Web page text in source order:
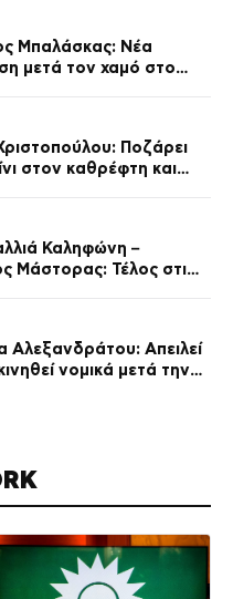
Μπαλάσκας: Νέα
μετά τον χαμό στο
Ποζάρει
στον καθρέφτη και
(Βίντεο)
Καληφώνη –
Μάστορας: Τέλος στις
Αλεξανδράτου: Απειλεί
νομικά μετά την